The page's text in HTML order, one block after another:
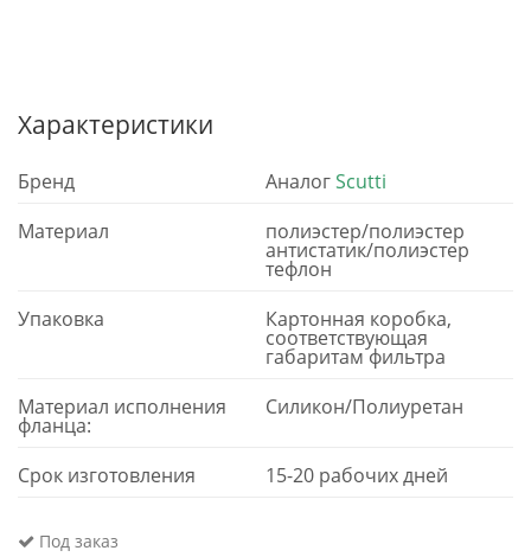
Характеристики
Бренд АналогScutti
Материал
полиэстер/полиэстер
антистатик/полиэстер
тефлон
Упаковка
Картонная коробка,
соответствующая
габаритам фильтра
Материал исполнения
фланца:
Силикон/Полиуретан
Срок изготовления 15-20 рабочих дней
Под заказ